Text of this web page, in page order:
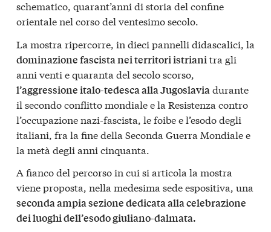
schematico, quarant’anni di storia del confine
orientale nel corso del ventesimo secolo.
La mostra ripercorre, in dieci pannelli didascalici, la
dominazione fascista nei territori istrianitra gli
anni venti e quaranta del secolo scorso,
l’aggressione italo-tedesca alla Jugoslaviadurante
il secondo conflitto mondiale e la Resistenza contro
l’occupazione nazi-fascista, le foibe e l’esodo degli
italiani, fra la fine della Seconda Guerra Mondiale e
la metà degli anni cinquanta.
A fianco del percorso in cui si articola la mostra
viene proposta, nella medesima sede espositiva, una
seconda ampia sezione dedicata alla celebrazione
dei luoghi dell’esodo giuliano-dalmata.